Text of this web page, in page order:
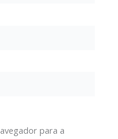
para a